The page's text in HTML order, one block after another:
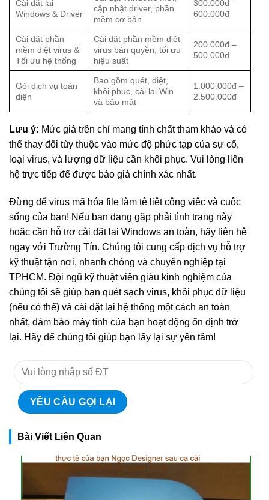
Cài đặt lại
Windows & Driver
cập nhật driver, phần
mềm cơ bản
300.000đ –
600.000đ
Cài đặt phần
mềm diệt virus &
Tối ưu hệ thống
Cài đặt phần mềm diệt
virus bản quyền, tối ưu
hiệu suất
200.000đ –
500.000đ
Gói dịch vụ toàn
diện
Bao gồm quét, diệt,
khôi phục, cài lại Win
và bảo mật
1.000.000đ –
2.500.000đ
Lưu ý: Mức giá trên chỉ mang tính chất tham khảo và có
thể thay đổi tùy thuộc vào mức độ phức tạp của sự cố,
loại virus, và lượng dữ liệu cần khôi phục. Vui lòng liên
hệ trực tiếp để được báo giá chính xác nhất.
Đừng để virus mã hóa file làm tê liệt công việc và cuộc
sống của bạn! Nếu bạn đang gặp phải tình trạng này
hoặc cần hỗ trợ cài đặt lại Windows an toàn, hãy liên hệ
ngay với Trường Tín. Chúng tôi cung cấp dịch vụ hỗ trợ
kỹ thuật tận nơi, nhanh chóng và chuyên nghiệp tại
TPHCM. Đội ngũ kỹ thuật viên giàu kinh nghiệm của
chúng tôi sẽ giúp bạn quét sạch virus, khôi phục dữ liệu
(nếu có thể) và cài đặt lại hệ thống một cách an toàn
nhất, đảm bảo máy tính của bạn hoạt động ổn định trở
lại. Hãy để chúng tôi giúp bạn lấy lại sự yên tâm!
Bài Viết Liên Quan